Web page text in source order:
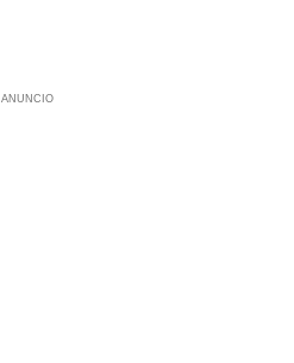
ANUNCIO